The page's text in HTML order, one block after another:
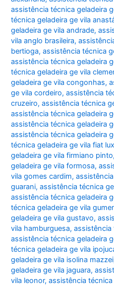
assistência técnica geladeira
técnica geladeira ge vila
geladeira ge vila andrade,
vila anglo brasileira,
bertioga,assistência técnica
assistência técnica geladeira
técnica geladeira ge vila
geladeira ge vila congonhas,
ge vila cordeiro,assistência
cruzeiro,assistência técnica
assistência técnica geladeira
assistência técnica geladeira
assistência técnica geladeira
técnica geladeira ge vila fiat lux
geladeira ge vila firmiano pinto
geladeira ge vila formosa,
vila gomes cardim,
guarani,assistência técnica
assistência técnica geladeira
técnica geladeira ge vila
geladeira ge vila gustavo,
vila hamburguesa,assistência
assistência técnica geladeira
técnica geladeira ge vila
geladeira ge vila isolina mazzei
geladeira ge vila jaguara,
vila leonor,assistência